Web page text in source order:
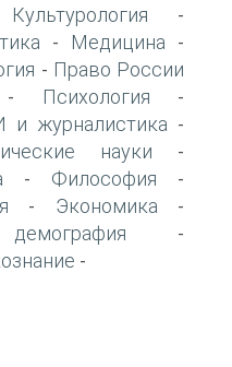
Культурология -
- Медицина -
- Право России
Психология -
и журналистика -
науки -
- Философия -
- Экономика -
-
-